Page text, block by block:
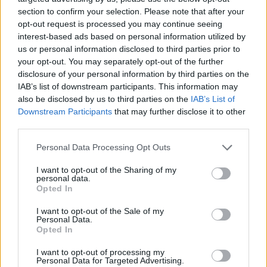
section to confirm your selection. Please note that after your
opt-out request is processed you may continue seeing
interest-based ads based on personal information utilized by
us or personal information disclosed to third parties prior to
your opt-out. You may separately opt-out of the further
disclosure of your personal information by third parties on the
IAB’s list of downstream participants. This information may
also be disclosed by us to third parties on the IAB’s List of
Downstream Participants that may further disclose it to other
Please note that this website/app uses one or more Google
not limited to your visit or usage behaviour. You may click to
grant or deny consent to Google and its third-party tags to
use your data for below specified purposes in below Google
consent section.
Personal Data Processing Opt Outs
I want to opt-out of the Sharing of my
personal data.
Opted In
I want to opt-out of the Sale of my
Personal Data.
Opted In
I want to opt-out of processing my
Personal Data for Targeted Advertising.
Eötvös József és elvbarátai – miután Landerer Lajos
kiprovokálta a korábbi főszerkesztő, Kossuth Lajos távozását
– 1844-től a Pesti Hírlap hasábjain hirdethették
programjukat. A centralisták nézetei a báró regényeiben is
megjelentek: A falu jegyzője (1845) és a Magyarország 1514-
ben (1847) című művek a magyar nemességgel szemben is
éles kritikát fogalmaztak meg. A saját elveihez ragaszkodó
azért maradt távol, mert a felelős kormány létrehozásának
követelését az ellenzék kezdetben nem támogatta, s így az
nem került napirendre. Eötvös végül 1848 márciusában
országgyűlés kerületi ülésén március 23-án hirdette ki
minisztereinek névsorát. Elismertségét jól mutatja, hogy a
Batthyány a vallás- és közoktatásügyi tárcát kínálta fel